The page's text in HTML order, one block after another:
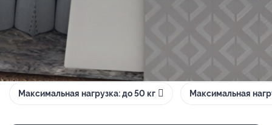
Максимальная нагрузка: до 50 кг Максимальная